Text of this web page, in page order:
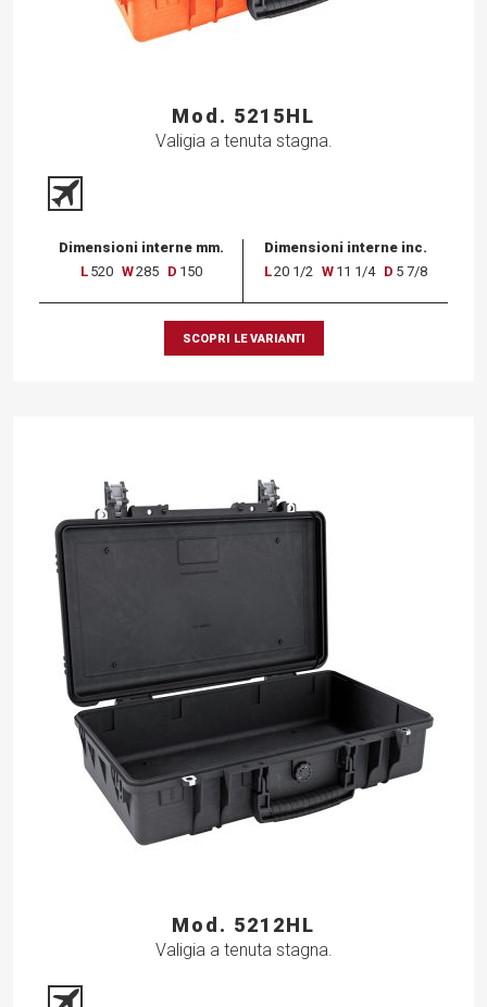
Mod. 5215HL
Valigia a tenuta stagna.
Dimensioni interne mm.
L 520 W285 D 150
Dimensioni interne inc.
L20 1/2 W 11 1/4 D 5 7/8
SCOPRI LE VARIANTI
Mod. 5212HL
Valigia a tenuta stagna.